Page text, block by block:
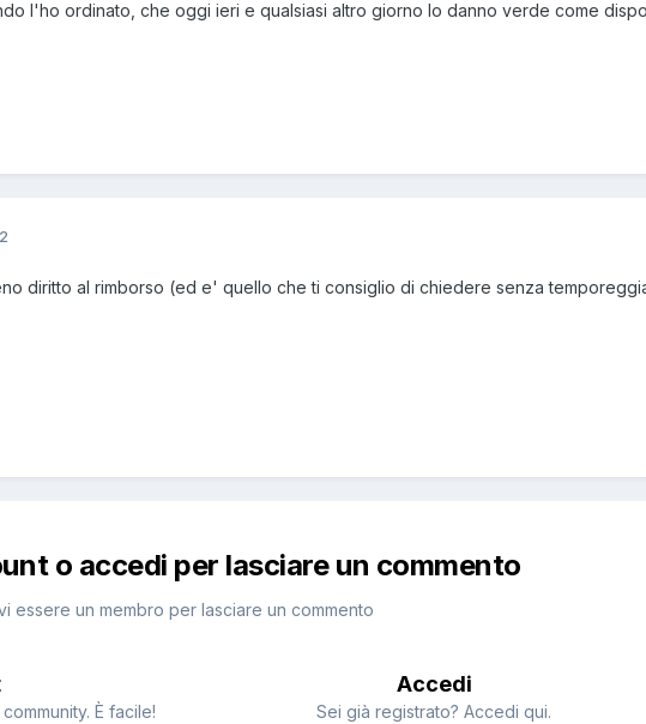
l'ho ordinato, che oggi ieri e qualsiasi altro giorno lo danno verde come
diritto al rimborso (ed e' quello che ti consiglio di chiedere senza
o accedi per lasciare un commento
essere un membro per lasciare un commento
È facile!
Accedi
Sei già registrato? Accedi qui.